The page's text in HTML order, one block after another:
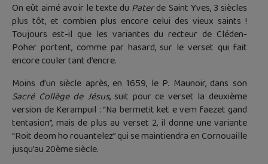
On eût aimé avoir le texte du Paterde Saint Yves, 3 siècles
plus tôt, et combien plus encore celui des vieux saints !
Toujours est-il que les variantes du recteur de Cléden-
Poher portent, comme par hasard, sur le verset qui fait
encore couler tant d’encre.
Moins d’un siècle après, en 1659, le P. Maunoir, dans son
Sacré Collège de Jésus, suit pour ce verset la deuxième
version de Kerampuil : “Na bermetit ket e vem faezet gand
tentasion”, mais de plus au verset 2, il donne une variante
“Roit deom ho rouantelez” qui se maintiendra en Cornouaille
jusqu’au 20ème siècle.